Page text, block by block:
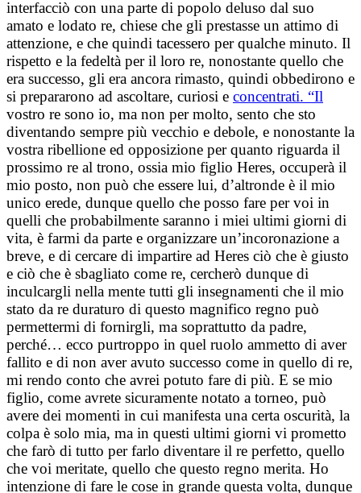
interfacciò con una parte di popolo deluso dal suo
amato e lodato re, chiese che gli prestasse un attimo di
attenzione, e che quindi tacessero per qualche minuto. Il
rispetto e la fedeltà per il loro re, nonostante quello che
era successo, gli era ancora rimasto, quindi obbedirono e
si prepararono ad ascoltare, curiosi e concentrati. “Il
vostro re sono io, ma non per molto, sento che sto
diventando sempre più vecchio e debole, e nonostante la
vostra ribellione ed opposizione per quanto riguarda il
prossimo re al trono, ossia mio figlio Heres, occuperà il
mio posto, non può che essere lui, d’altronde è il mio
unico erede, dunque quello che posso fare per voi in
quelli che probabilmente saranno i miei ultimi giorni di
vita, è farmi da parte e organizzare un’incoronazione a
breve, e di cercare di impartire ad Heres ciò che è giusto
e ciò che è sbagliato come re, cercherò dunque di
inculcargli nella mente tutti gli insegnamenti che il mio
stato da re duraturo di questo magnifico regno può
permettermi di fornirgli, ma soprattutto da padre,
perché… ecco purtroppo in quel ruolo ammetto di aver
fallito e di non aver avuto successo come in quello di re,
mi rendo conto che avrei potuto fare di più. E se mio
figlio, come avrete sicuramente notato a torneo, può
avere dei momenti in cui manifesta una certa oscurità, la
colpa è solo mia, ma in questi ultimi giorni vi prometto
che farò di tutto per farlo diventare il re perfetto, quello
che voi meritate, quello che questo regno merita. Ho
intenzione di fare le cose in grande questa volta, dunque